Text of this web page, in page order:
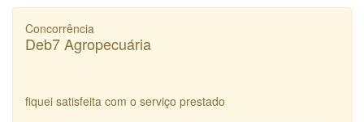
Concorrência
Deb7 Agropecuária
fiquei satisfeita com o serviço prestado